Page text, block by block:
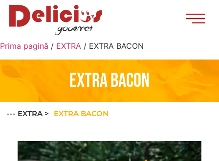
Prima pagină / EXTRA / EXTRA BACON
EXTRA BACON
--- EXTRA > EXTRA BACON